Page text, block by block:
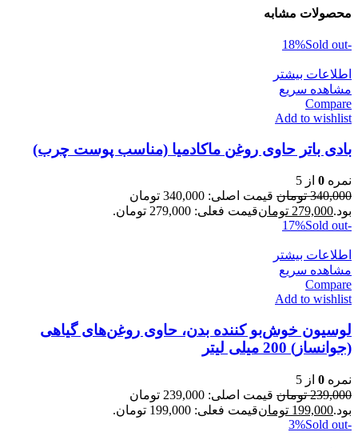
محصولات مشابه
-18%
Sold out
اطلاعات بیشتر
مشاهده سریع
Compare
Add to wishlist
بادی باتر حاوی روغن ماکادمیا (مناسب پوست چرب)
نمره 0 از 5
340,000 تومان
قیمت اصلی: 340,000 تومان
بود.279,000 تومانقیمت فعلی: 279,000 تومان.
-17%
Sold out
اطلاعات بیشتر
مشاهده سریع
Compare
Add to wishlist
لوسیون خوش‌بو کننده بدن، حاوی روغن‌های گیاهی
(جوانساز) 200 میلی لیتر
نمره 0 از 5
239,000 تومان
قیمت اصلی: 239,000 تومان
بود.199,000 تومانقیمت فعلی: 199,000 تومان.
-3%
Sold out